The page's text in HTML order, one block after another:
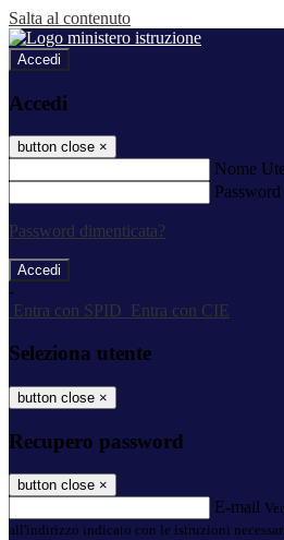
Salta al contenuto
Accedi
Accedi
button close ×
Nome
Password
Password dimenticata?
-
Entra con SPID
Entra con CIE
Seleziona utente
button close ×
Recupero password
button close ×
E-mail
all'indirizzo indicato con le istruzioni